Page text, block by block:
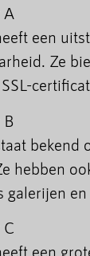
een
Ze
bekend
hebben
een